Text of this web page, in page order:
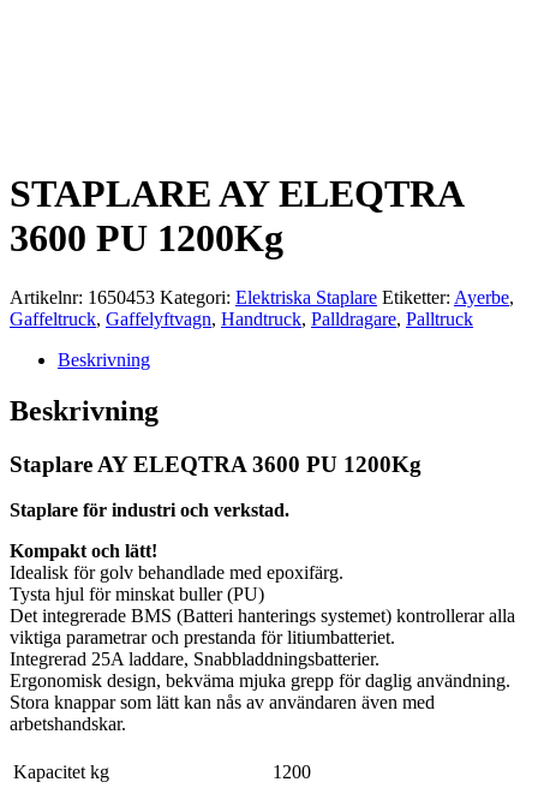
STAPLARE AY ELEQTRA
3600 PU 1200Kg
Artikelnr: 1650453 Kategori: Elektriska Staplare Etiketter: Ayerbe,
Gaffeltruck, Gaffelyftvagn, Handtruck, Palldragare, Palltruck
Beskrivning
Beskrivning
Staplare AY ELEQTRA 3600 PU 1200Kg
Staplare för industri och verkstad.
Kompakt och lätt!
Idealisk för golv behandlade med epoxifärg.
Tysta hjul för minskat buller (PU)
Det integrerade BMS (Batteri hanterings systemet) kontrollerar alla
viktiga parametrar och prestanda för litiumbatteriet.
Integrerad 25A laddare, Snabbladdningsbatterier.
Ergonomisk design, bekväma mjuka grepp för daglig användning.
Stora knappar som lätt kan nås av användaren även med
arbetshandskar.
Kapacitet kg
1200